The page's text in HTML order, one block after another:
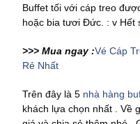
Buffet tối với cáp treo
hoặc bia tươi Đức. : v Hết
>>> Mua ngay :Vé Cáp
Rẻ Nhất
Trên đây là 5 nhà hàng
khách lựa chọn nhất . Về